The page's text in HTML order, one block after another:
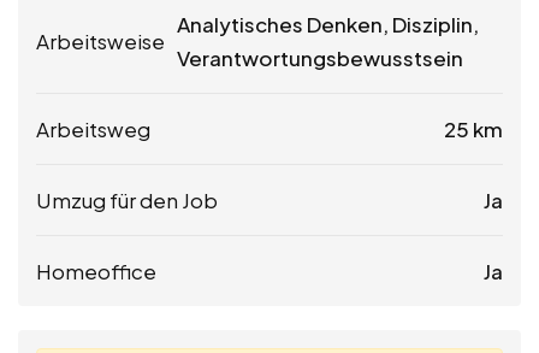
Arbeitsweise
Analytisches Denken, Disziplin,
Verantwortungsbewusstsein
Arbeitsweg 25 km
Umzug für den Job Ja
Homeoffice Ja